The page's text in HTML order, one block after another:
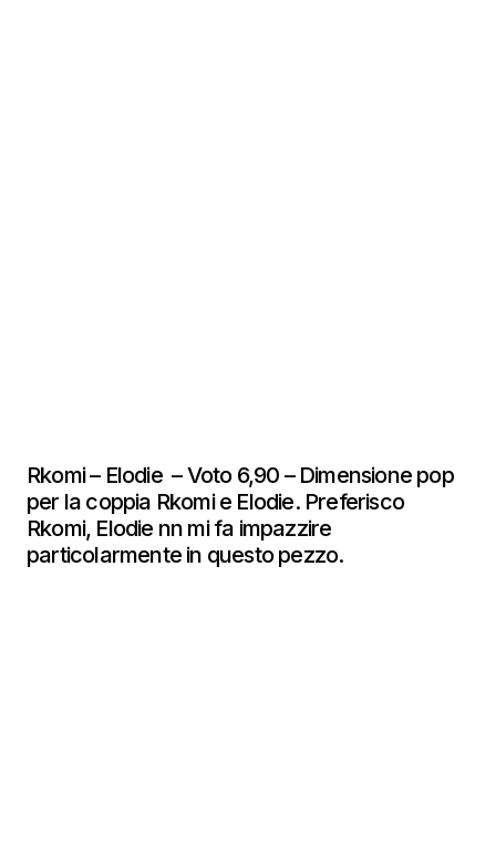
Rkomi – Elodie – Voto 6,90 – Dimensione pop
per la coppia Rkomi e Elodie. Preferisco
Rkomi, Elodie nn mi fa impazzire
particolarmente in questo pezzo.